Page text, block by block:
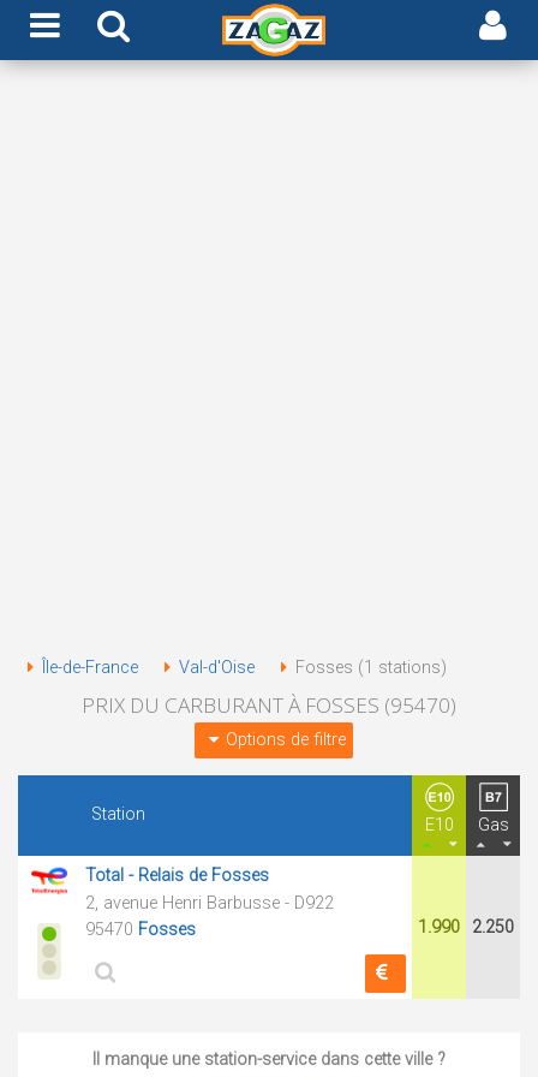
Île-de-France Val-d'Oise Fosses (1 stations)
PRIX DU CARBURANT À FOSSES (95470)
Options de filtre
Station
E10 Gas
Total - Relais de Fosses
2, avenue Henri Barbusse - D922
95470 Fosses 1.990 2.250
Il manque une station-service dans cette ville ?